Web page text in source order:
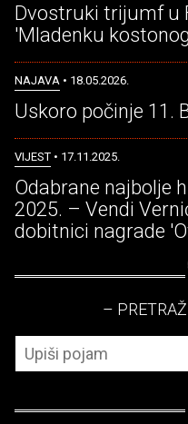
Dvostruki trijumf u
'Mladenku
NAJAVA • 18.05.2026.
Uskoro počinje 11.
VIJEST • 17.11.2025.
Odabrane najbolje
2025. – Vendi
dobitnici nagrade
–